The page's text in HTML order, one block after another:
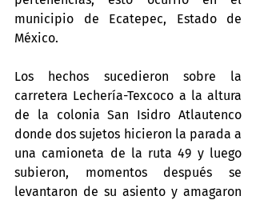
municipio de Ecatepec, Estado de
México.
Los hechos sucedieron sobre la
carretera Lechería-Texcoco a la altura
de la colonia San Isidro Atlautenco
donde dos sujetos hicieron la parada a
una camioneta de la ruta 49 y luego
subieron, momentos después se
levantaron de su asiento y amagaron